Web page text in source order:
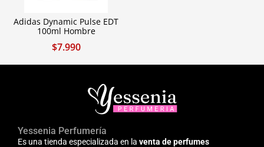
Adidas Dynamic Pulse EDT
100ml Hombre
$7.990
Yessenia Perfumería
Es una tienda especializada en la venta de perfumes